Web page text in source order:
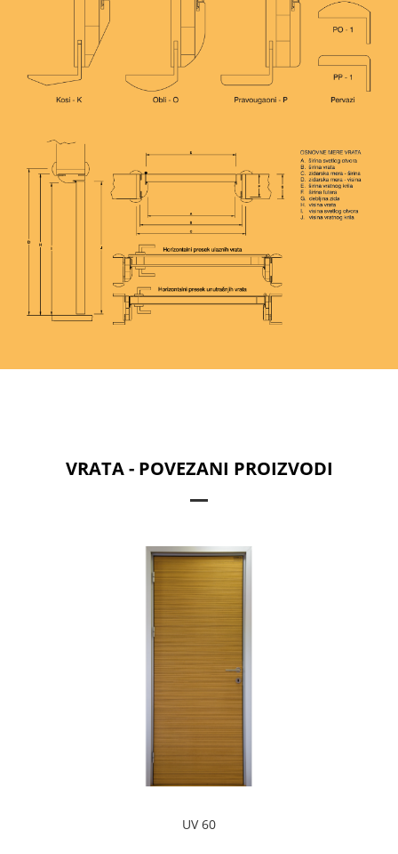
VRATA - POVEZANI PROIZVODI
UV 60